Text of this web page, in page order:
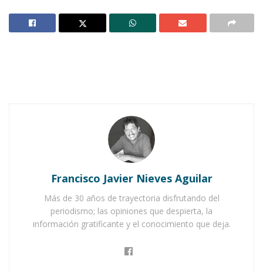
Ahuacatlán celebrá el día de Reyes con rosca y
Buena tarde taurina en Ahuacatlán
Francisco Javier Nieves Aguilar
Más de 30 años de trayectoria disfrutando del
periodismo; las opiniones que despierta, la
información gratificante y el conocimiento que deja.